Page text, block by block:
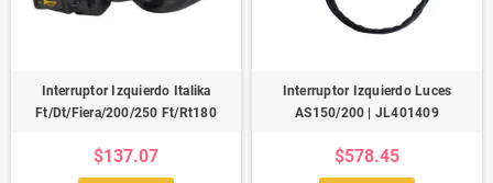
Interruptor Izquierdo Italika
Ft/Dt/Fiera/200/250 Ft/Rt180
$137.07
Interruptor Izquierdo Luces
AS150/200 | JL401409
$578.45